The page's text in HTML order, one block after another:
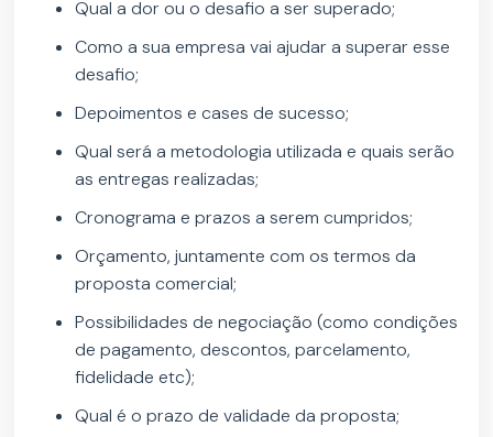
Qual a dor ou o desafio a ser superado;
Como a sua empresa vai ajudar a superar esse
desafio;
Depoimentos e cases de sucesso;
Qual será a metodologia utilizada e quais serão
as entregas realizadas;
Cronograma e prazos a serem cumpridos;
Orçamento, juntamente com os termos da
proposta comercial;
Possibilidades de negociação (como condições
de pagamento, descontos, parcelamento,
fidelidade etc);
Qual é o prazo de validade da proposta;